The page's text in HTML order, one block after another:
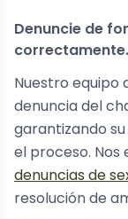
Denuncie de
Nuestro equipo
denuncia del
garantizando
el proceso. Nos
denuncias de
resolución de